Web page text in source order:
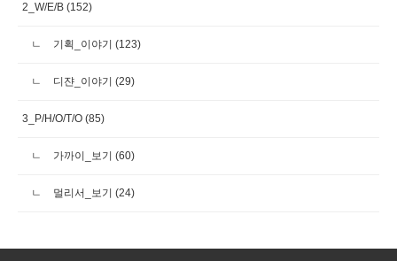
2_W/E/B (152)
기획_이야기 (123)
디쟌_이야기 (29)
3_P/H/O/T/O (85)
가까이_보기 (60)
멀리서_보기 (24)